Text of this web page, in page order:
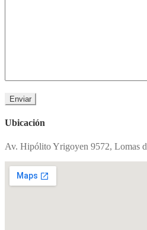
Ubicación
Av. Hipólito Yrigoyen 9572, Lomas